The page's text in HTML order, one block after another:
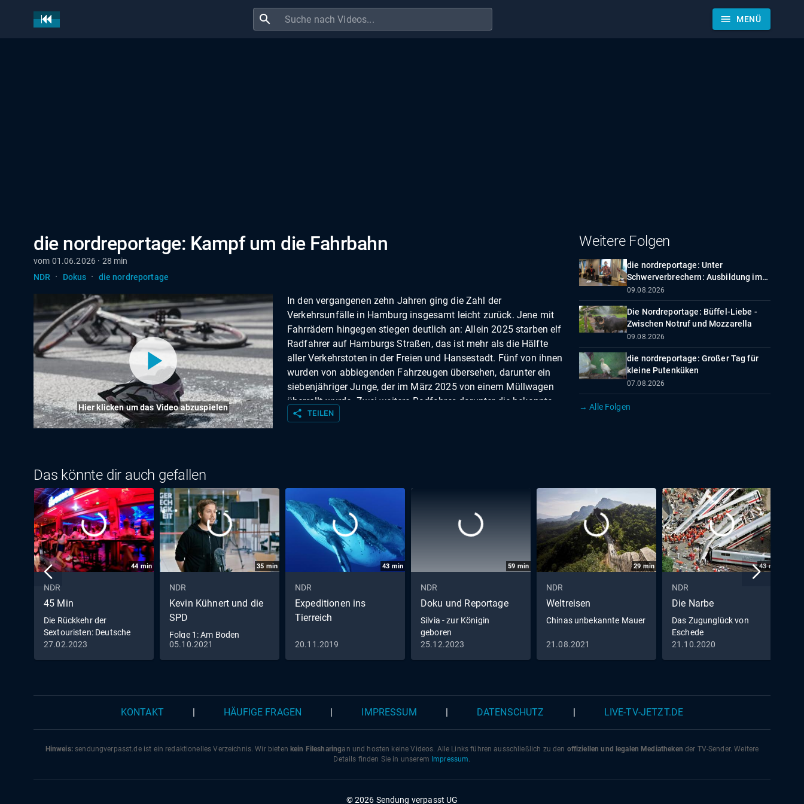
search menu MENÜ
die nordreportage: Kampf um die Fahrbahn
vom 01.06.2026 · 28 min
NDR
· Dokus · die nordreportage
Hier klicken um das Video abzuspielen
In den vergangenen zehn Jahren ging die Zahl der
Verkehrsunfälle in Hamburg insgesamt leicht zurück. Jene mit
Fahrrädern hingegen stiegen deutlich an: Allein 2025 starben elf
Radfahrer auf Hamburgs Straßen, das ist mehr als die Hälfte
aller Verkehrstoten in der Freien und Hansestadt. Fünf von ihnen
wurden von abbiegenden Fahrzeugen übersehen, darunter ein
siebenjähriger Junge, der im März 2025 von einem Müllwagen
überrollt wurde. Zwei weitere Radfahrer, darunter die bekannte
Schauspielerin Wanda Perdelwitz, kamen bei sogenannten
sensibilisieren. Die Politik wiederum will weg von autozentrierter
Städteplanung , sie setzt auf den sogenannten Holländischen
Griff beim Öffnen der Fahrzeugtür, Abbiege-Assistenten und
Pop-up-Bikelanes. Wie weit ist die Verkehrswende? Wo ist derzeit
einfach zu wenig Platz auf Hamburgs Straßen? Können
Schwerpunktkontrollen und Fahrsicherheitstrainings die Lage
verbessern?
share TEILEN
Weitere Folgen
die nordreportage: Unter
Schwerverbrechern: Ausbildung im
Gefängnis
09.08.2026
Die Nordreportage: Büffel-Liebe -
Zwischen Notruf und Mozzarella
09.08.2026
die nordreportage: Großer Tag für
kleine Putenküken
07.08.2026
→ Alle Folgen
Das könnte dir auch gefallen
44min
NDR
45 Min
Die Rückkehr der
Sextouristen: Deutsche
Männer im Rotlicht von
27.02.2023
35 min
NDR
Kevin Kühnert und die
SPD
Folge 1: Am Boden
(S01/E01)
05.10.2021
43 min
NDR
Expeditionen ins
Tierreich
20.11.2019
59 min
NDR
Doku und Reportage
Silvia - zur Königin
geboren
25.12.2023
29min
NDR
Weltreisen
Chinas unbekannte Mauer
21.08.2021
43min
NDR
Die Narbe
Das Zugunglück von
Eschede
21.10.2020
KONTAKT HÄUFIGE FRAGEN IMPRESSUM DATENSCHUTZ LIVE-TV-JETZT.DE
Hinweis:sendungverpasst.deist ein redaktionelles Verzeichnis. Wir bieten kein Filesharingan und hosten keine Videos. Alle Links führen ausschließlich zu den offiziellen und legalen Mediatheken der TV-Sender. Weitere
Details finden Sie in unserem Impressum.
© 2026 Sendung verpasst UG